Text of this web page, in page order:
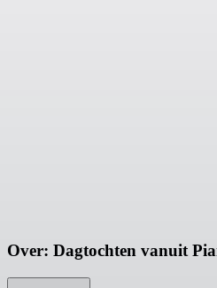
Over: Dagtochten vanuit